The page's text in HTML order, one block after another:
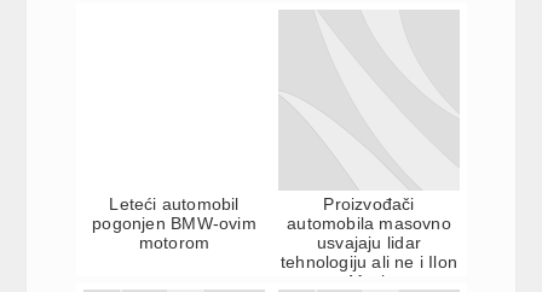
Leteći automobil
pogonjen BMW-ovim
motorom
Proizvođači
automobila masovno
usvajaju lidar
tehnologiju ali ne i Ilon
Mask